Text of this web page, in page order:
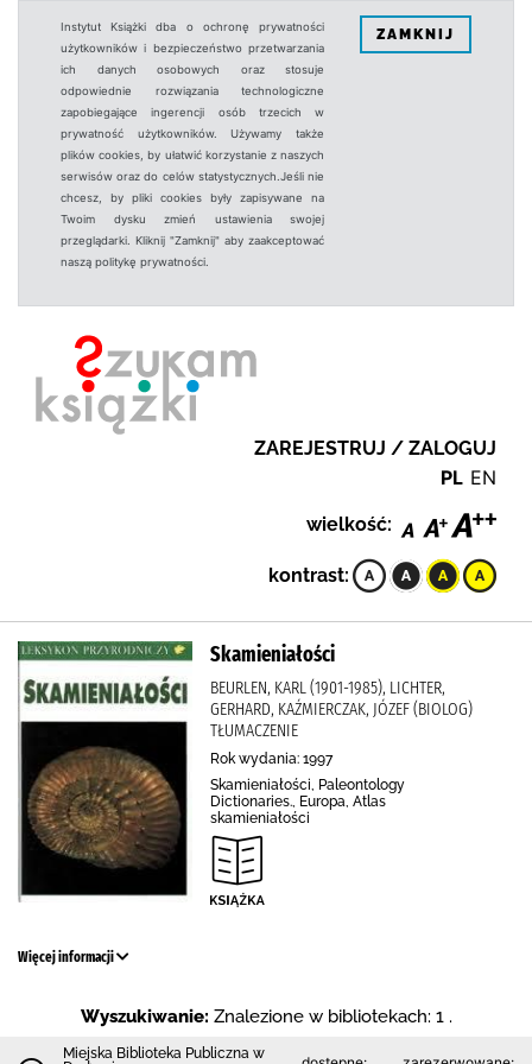
Instytut Książki dba o ochronę prywatności
użytkowników i bezpieczeństwo przetwarzania
ich danych osobowych oraz stosuje
odpowiednie rozwiązania technologiczne
zapobiegające ingerencji osób trzecich w
prywatność użytkowników. Używamy także
plików cookies, by ułatwić korzystanie z naszych
serwisów oraz do celów statystycznych.Jeśli nie
chcesz, by pliki cookies były zapisywane na
Twoim dysku zmień ustawienia swojej
przeglądarki. Kliknij "Zamknij" aby zaakceptować
naszą politykę prywatności.
ZAMKNIJ
ZAREJESTRUJ / ZALOGUJ
PL EN
wielkość:
kontrast:
Skamieniałości
BEURLEN, KARL (1901-1985), LICHTER,
GERHARD, KAŹMIERCZAK, JÓZEF (BIOLOG)
TŁUMACZENIE
Rok wydania: 1997
Skamieniałości, Paleontology
Dictionaries., Europa, Atlas
skamieniałości
Więcej informacji
Wyszukiwanie: Znalezione w bibliotekach: 1 .
Miejska Biblioteka Publiczna w